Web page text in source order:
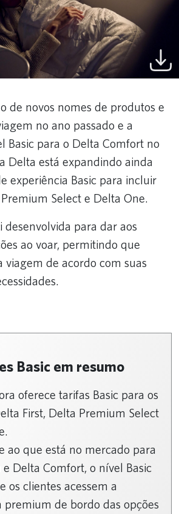
de novos nomes de produtos e
no ano passado e a
Basic para o Delta Comfort no
Delta está expandindo ainda
experiência Basic para incluir
Select e Delta One.
desenvolvida para dar aos
ao voar, permitindo que
viagem de acordo com suas
Basic em resumo
oferece tarifas Basic para os
First, Delta Premium Select
ao que está no mercado para
Delta Comfort, o nível Basic
os clientes acessem a
premium de bordo das opções